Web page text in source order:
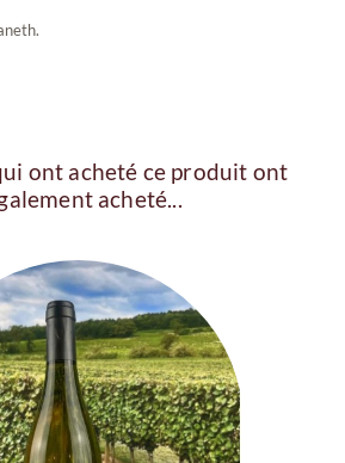
ont acheté ce produit ont
acheté...